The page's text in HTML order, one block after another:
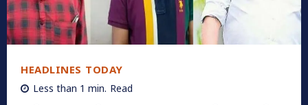
HEADLINES TODAY
Less than 1 min. Read